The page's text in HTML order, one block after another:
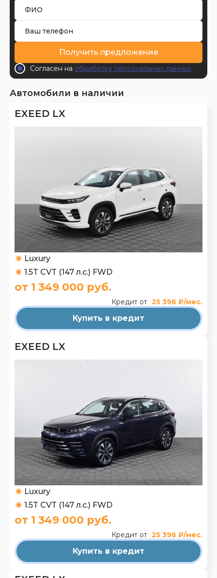
Получить предложение
Согласен на обработку персональных данных
Автомобили в наличии
EXEED LX
Luxury
1.5T CVT (147 л.с.) FWD
от 1 349 000 руб.
Кредит от 25 396 ₽/мес.
Купить в кредит
EXEED LX
Luxury
1.5T CVT (147 л.с.) FWD
от 1 349 000 руб.
Кредит от 25 396 ₽/мес.
Купить в кредит